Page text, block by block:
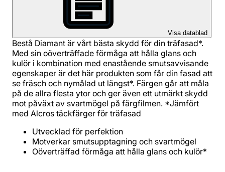
Visa datablad
Bestå Diamant är vårt bästa skydd för din träfasad*.
Med sin oöverträffade förmåga att hålla glans och
kulör i kombination med enastående smutsavvisande
egenskaper är det här produkten som får din fasad att
se fräsch och nymålad ut längst*. Färgen går att måla
på de allra flesta ytor och ger även ett utmärkt skydd
mot påväxt av svartmögel på färgfilmen. *Jämfört
med Alcros täckfärger för träfasad
Utvecklad för perfektion
Motverkar smutsupptagning och svartmögel
Oöverträffad förmåga att hålla glans och kulör*